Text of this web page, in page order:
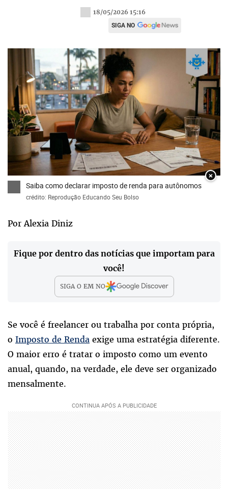
18/05/2026 15:16
SIGA NO
×
Saiba como declarar imposto de renda para autônomos
crédito: Reprodução Educando Seu Bolso
Por Alexia Diniz
Fique por dentro das notícias que importam para
você!
SIGA O EMNO
Se você é freelancer ou trabalha por conta própria,
o Imposto de Renda exige uma estratégia diferente.
O maior erro é tratar o imposto como um evento
anual, quando, na verdade, ele deve ser organizado
mensalmente.